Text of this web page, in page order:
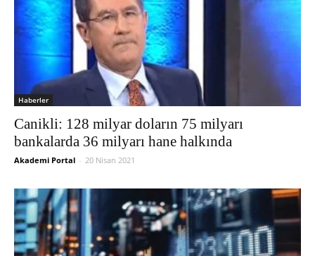
Haberler
Canikli: 128 milyar doların 75 milyarı
bankalarda 36 milyarı hane halkında
Akademi Portal - 20 Nisan 2021